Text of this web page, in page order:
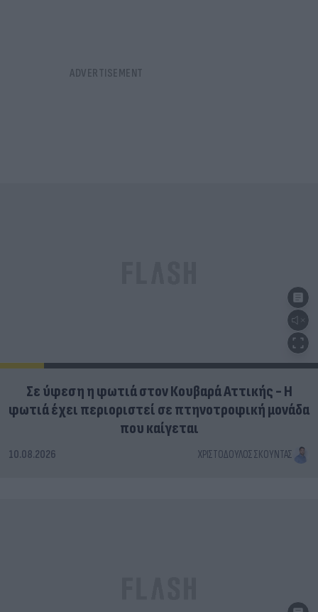
Σε ύφεση η φωτιά στον Κουβαρά Αττικής - Η
φωτιά έχει περιοριστεί σε πτηνοτροφική μονάδα
που καίγεται
10.08.2026 ΧΡΙΣΤΌΔΟΥΛΟΣ ΣΚΟΎΝΤΑΣ